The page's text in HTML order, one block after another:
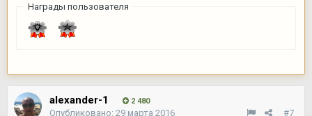
Награды пользователя
alexander-1 2 480
#7
Опубликовано: 29 марта 2016